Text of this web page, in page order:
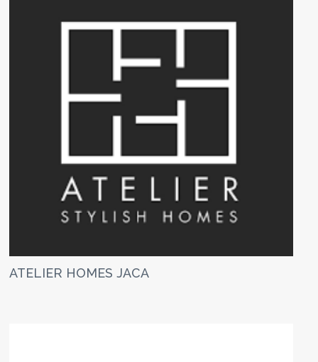
ATELIER HOMES JACA